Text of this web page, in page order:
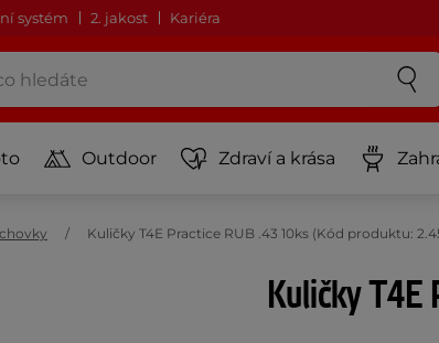
systém 2. jakost Kariéra
Outdoor Zdraví a krása
Kuličky T4E Practice RUB .43 10ks (Kód produktu:
Kuličky T4E